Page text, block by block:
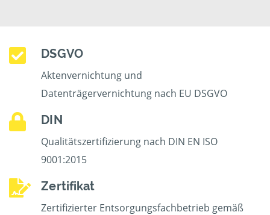
DSGVO
Aktenvernichtung und
Datenträgervernichtung nach EU DSGVO
DIN
Qualitätszertifizierung nach DIN EN ISO
9001:2015
Zertifikat
Zertifizierter Entsorgungsfachbetrieb gemäß